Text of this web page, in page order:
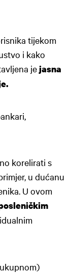
tijekom
i kako
jejasna
korelirati s
u dućanu
U ovom